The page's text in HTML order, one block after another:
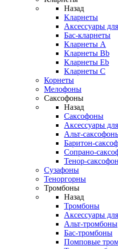
Назад
Кларнеты
Аксессуары
Бас-кларнеты
Кларнеты A
Кларнеты Bb
Кларнеты Eb
Кларнеты С
Корнеты
Мелофоны
Саксофоны
Назад
Саксофоны
Аксессуары
Альт-
Баритон-
Сопрано-
Тенор-
Сузафоны
Теноргорны
Тромбоны
Назад
Тромбоны
Аксессуары
Альт-тромбоны
Бас-тромбоны
Помповые